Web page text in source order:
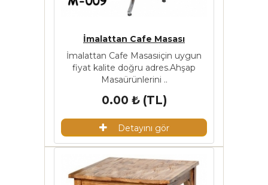
İmalattan Cafe Masası
İmalattan Cafe Masasıiçin uygun
fiyat kalite doğru adres.Ahşap
Masaürünlerini ..
0.00 ₺ (TL)
Detayını gör